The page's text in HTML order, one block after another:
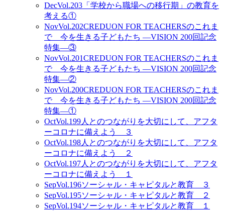
DecVol.203 「学校から職場への移行期」の教育を
考える①
NovVol.202CREDUON FOR TEACHERSのこれま
で 今を生きる子どもたち ―VISION 200回記念
特集―③
NovVol.201CREDUON FOR TEACHERSのこれま
で 今を生きる子どもたち ―VISION 200回記念
特集―②
NovVol.200CREDUON FOR TEACHERSのこれま
で 今を生きる子どもたち ―VISION 200回記念
特集―①
OctVol.199人とのつながりを大切にして、アフタ
ーコロナに備えよう ３
OctVol.198人とのつながりを大切にして、アフタ
ーコロナに備えよう ２
OctVol.197人とのつながりを大切にして、アフタ
ーコロナに備えよう １
SepVol.196ソーシャル・キャピタルと教育 ３
SepVol.195ソーシャル・キャピタルと教育 ２
SepVol.194ソーシャル・キャピタルと教育 １